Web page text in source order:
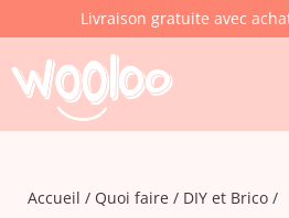
Livraison gratuite avec
Accueil Quoi faire DIY et Brico